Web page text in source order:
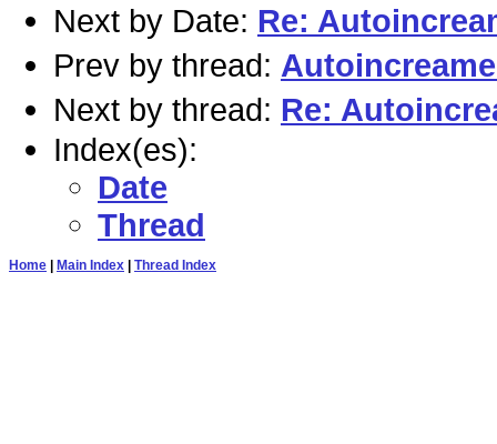
Next by Date: Re:
Prev by thread:
Next by thread: Re:
Index(es):
Date
Thread
Home | Main Index | Thread Index